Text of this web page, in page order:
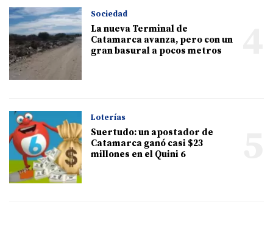
Sociedad
La nueva Terminal de
Catamarca avanza, pero con un
gran basural a pocos metros
Loterías
Suertudo: un apostador de
Catamarca ganó casi $23
millones en el Quini 6